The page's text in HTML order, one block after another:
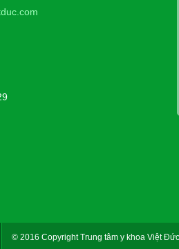
© 2016 Copyright Trung tâm y khoa Việt